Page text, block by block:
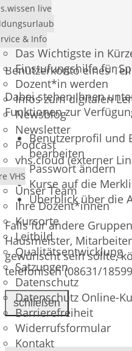
live
& Info
Das Wichtigste in
Einstufungshilfe für
Dozent*in werden
Infos zum digitalen
Newsblog
Newsletter
Podcast
vhs.cloud (externer
VHS
Unser Team
Ihre Dozent*innen
Kursorte
Leitbild
Qualitätsentwicklung
Satzungen
Datenschutz
Datenschutz Online-
Barrierefreiheit
Widerrufsformular
Kontakt
Demo-Login
Mit dem Benutzer
andresskönnen Sie sich
Benutzerkonto eines
Dabei stehen Ihnen
Funktionen zur
Benutzerprofil und
bearbeiten
Passwort ändern
Kurse auf die
Überblick über die
Falls für andere
Hausmeister,
gewünscht sein sollte,
telefonisch (08631/
schließen